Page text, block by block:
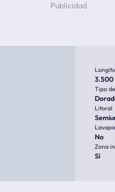
3.500
Tipo
Litoral
No
Zona
Sí